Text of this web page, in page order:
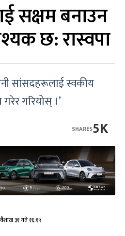
सक्षम बनाउन
छ: रास्वपा
सांसदहरूलाई स्वकीय
गरियोस् ।’
5K
SHARES
३१ गते १६:१५